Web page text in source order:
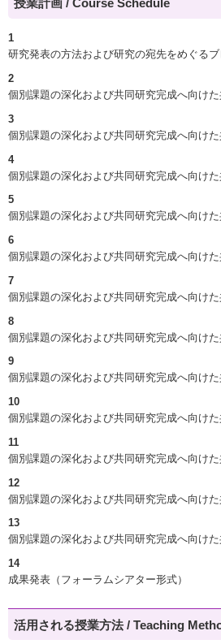
授業計画 / Course Schedule
1
研究発表の方法および研究の宛先をめぐる
2
個別課題の深化および共同研究完成へ向け
3
個別課題の深化および共同研究完成へ向け
4
個別課題の深化および共同研究完成へ向け
5
個別課題の深化および共同研究完成へ向け
6
個別課題の深化および共同研究完成へ向け
7
個別課題の深化および共同研究完成へ向け
8
個別課題の深化および共同研究完成へ向け
9
個別課題の深化および共同研究完成へ向け
10
個別課題の深化および共同研究完成へ向け
11
個別課題の深化および共同研究完成へ向け
12
個別課題の深化および共同研究完成へ向け
13
個別課題の深化および共同研究完成へ向け
14
成果発表（フォーラムシアター形式）
活用される授業方法 / Teaching